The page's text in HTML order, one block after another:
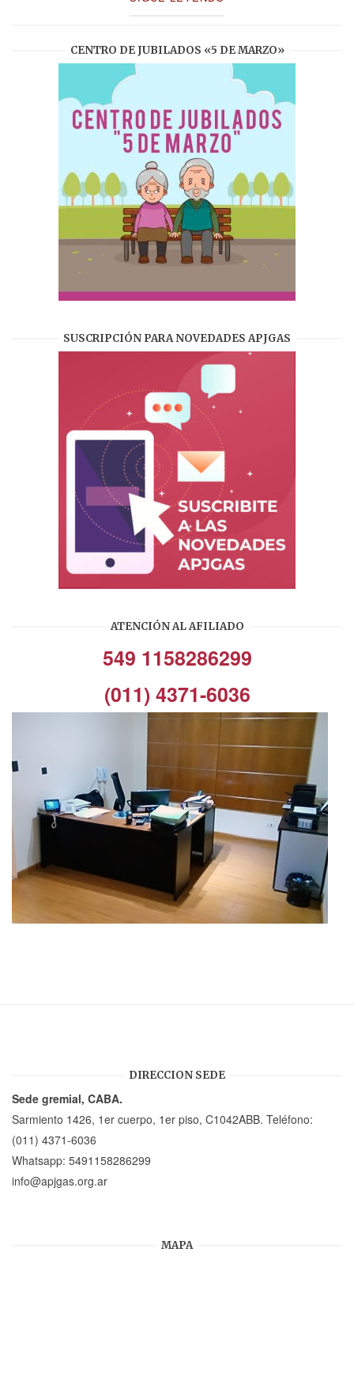
CENTRO DE JUBILADOS «5 DE MARZO»
SUSCRIPCIÓN PARA NOVEDADES APJGAS
ATENCIÓN AL AFILIADO
549 1158286299
(011) 4371-6036
DIRECCION SEDE
Sede gremial, CABA.
Sarmiento 1426, 1er cuerpo, 1er piso, C1042ABB. Teléfono:
(011) 4371-6036
Whatsapp: 5491158286299
info@apjgas.org.ar
MAPA